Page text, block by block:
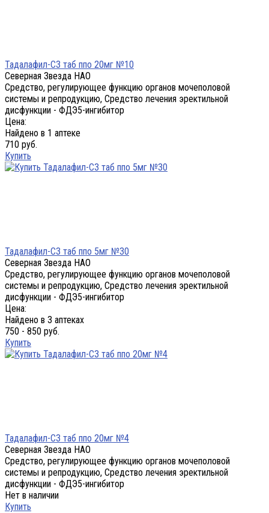
Тадалафил-СЗ таб ппо 20мг №10
Северная Звезда НАО
Средство, регулирующее функцию органов мочеполовой
системы и репродукцию, Средство лечения эректильной
дисфункции - ФДЭ5-ингибитор
Цена:
Найдено в 1 аптеке
710 руб.
Купить
Тадалафил-СЗ таб ппо 5мг №30
Северная Звезда НАО
Средство, регулирующее функцию органов мочеполовой
системы и репродукцию, Средство лечения эректильной
дисфункции - ФДЭ5-ингибитор
Цена:
Найдено в 3 аптеках
750 - 850 руб.
Купить
Тадалафил-СЗ таб ппо 20мг №4
Северная Звезда НАО
Средство, регулирующее функцию органов мочеполовой
системы и репродукцию, Средство лечения эректильной
дисфункции - ФДЭ5-ингибитор
Нет в наличии
Купить